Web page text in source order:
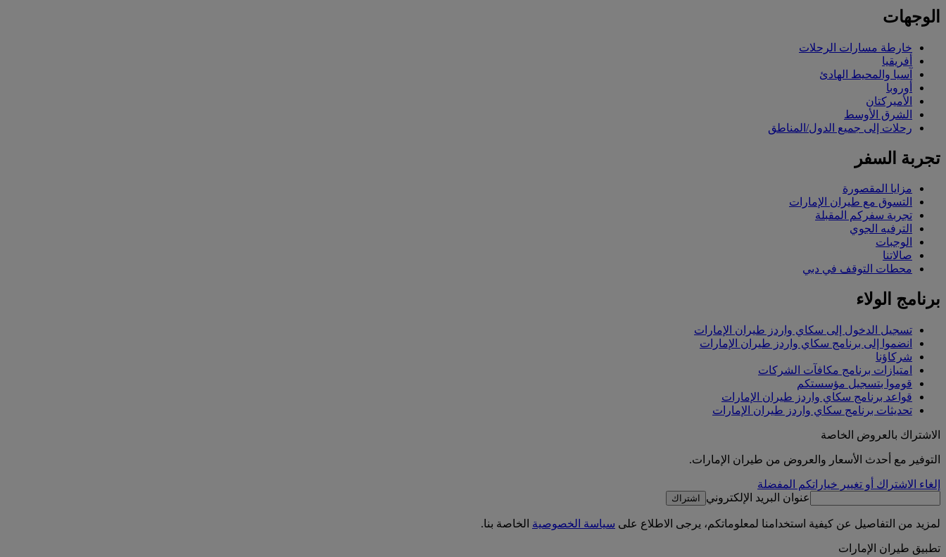
الوجهات
خارطة مسارات الرحلات
أفريقيا
آسيا والمحيط الهادئ
أوروبا
الأميركتان
الشرق الأوسط
رحلات إلى جميع الدول/المناطق
تجربة السفر
مزايا المقصورة
التسوق مع طيران الإمارات
تجربة سفركم المقبلة
الترفيه الجوي
الوجبات
صالاتنا
محطات التوقف في دبي
برنامج الولاء
تسجيل الدخول إلى سكاي واردز طيران الإمارات
انضموا إلى برنامج سكاي واردز طيران الإمارات
شركاؤنا
امتيازات برنامج مكافآت الشركات
قوموا بتسجيل مؤسستكم
قواعد برنامج سكاي واردز طيران الإمارات
تحديثات برنامج سكاي واردز طيران الإمارات
الاشتراك بالعروض الخاصة
التوفير مع أحدث الأسعار والعروض من طيران الإمارات.
إلغاء الاشتراك أو تغيير خياراتكم المفضلة
عنوان البريد الإلكتروني
اشتراك
لمزيد من التفاصيل عن كيفية استخدامنا لمعلوماتكم، يرجى الاطلاع على سياسة الخصوصية الخاصة بنا.
تطبيق طيران الإمارات